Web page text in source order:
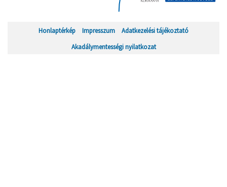
Honlaptérkép Impresszum
Adatkezelési tájékoztató
Akadálymentességi nyilatkozat